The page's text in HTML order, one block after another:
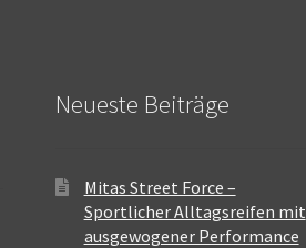
Neueste Beiträge
Mitas Street Force –
Sportlicher Alltagsreifen mit
ausgewogener Performance